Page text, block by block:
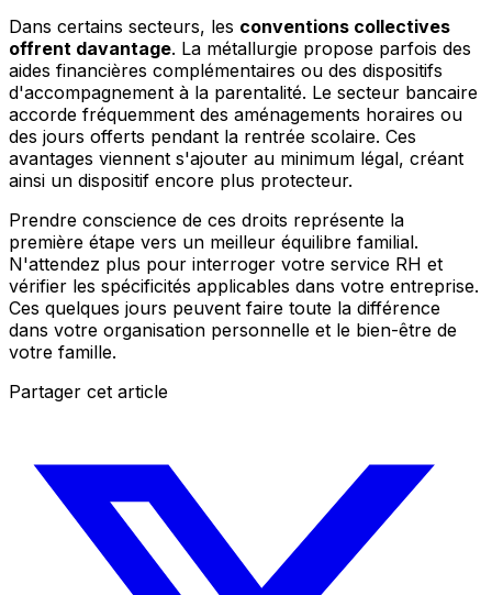
Dans certains secteurs, les conventions collectives
offrent davantage. La métallurgie propose parfois des
aides financières complémentaires ou des dispositifs
d'accompagnement à la parentalité. Le secteur bancaire
accorde fréquemment des aménagements horaires ou
des jours offerts pendant la rentrée scolaire. Ces
avantages viennent s'ajouter au minimum légal, créant
ainsi un dispositif encore plus protecteur.
Prendre conscience de ces droits représente la
première étape vers un meilleur équilibre familial.
N'attendez plus pour interroger votre service RH et
vérifier les spécificités applicables dans votre entreprise.
Ces quelques jours peuvent faire toute la différence
dans votre organisation personnelle et le bien-être de
votre famille.
Partager cet article